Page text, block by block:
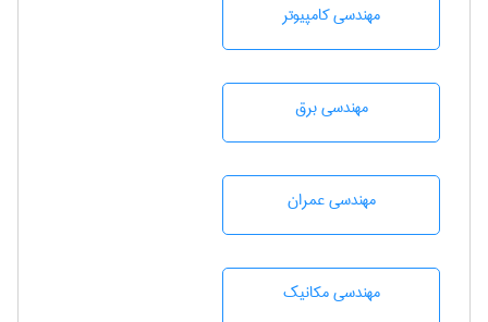
مهندسی كامپيوتر
مهندسی برق
مهندسی عمران
مهندسی مکانیک